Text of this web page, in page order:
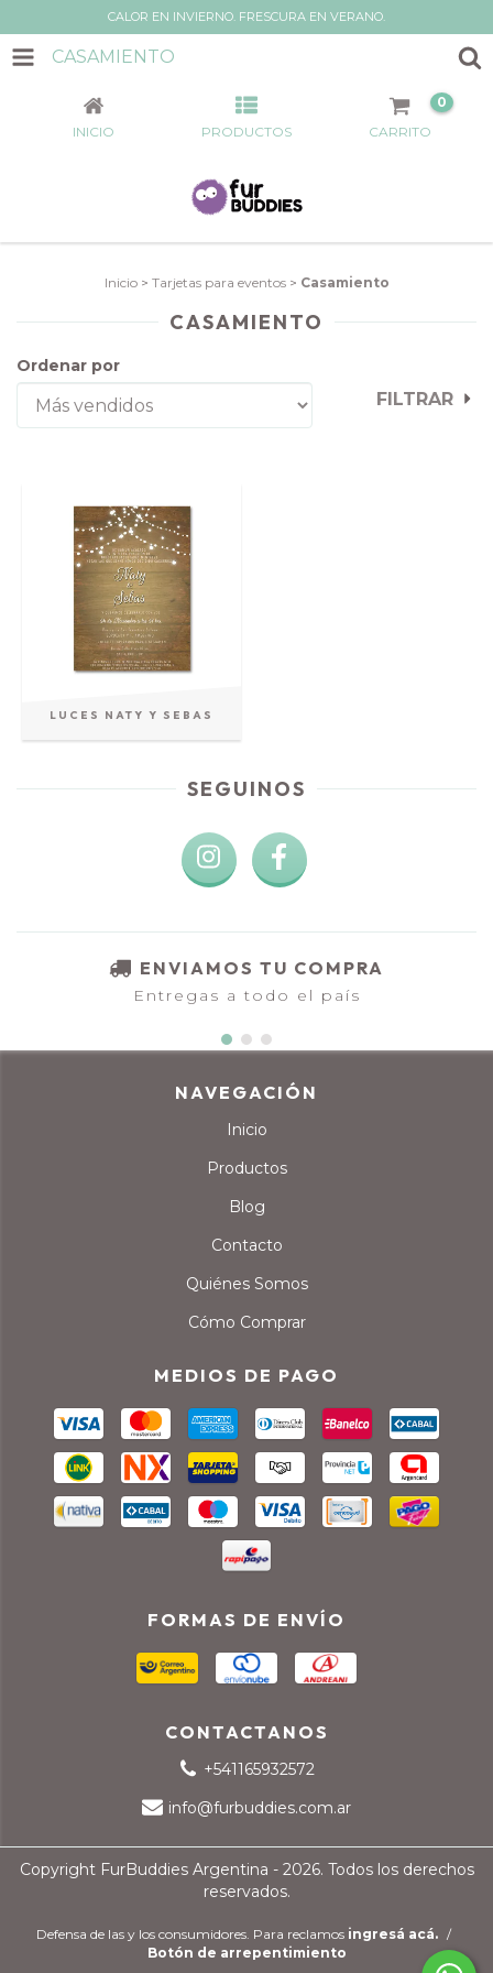
CALOR EN INVIERNO. FRESCURA EN VERANO.
CASAMIENTO
INICIO PRODUCTOS CARRITO
0
Inicio > Tarjetas para eventos > Casamiento
CASAMIENTO
Ordenar por
FILTRAR
LUCES NATY Y SEBAS
SEGUINOS
ENVIAMOS TU COMPRA
Entregas a todo el país
NAVEGACIÓN
Inicio
Productos
Blog
Contacto
Quiénes Somos
Cómo Comprar
MEDIOS DE PAGO
FORMAS DE ENVÍO
CONTACTANOS
+541165932572
info@furbuddies.com.ar
Copyright FurBuddies Argentina - 2026. Todos los derechos
reservados.
Defensa de las y los consumidores. Para reclamos ingresá acá. /
Botón de arrepentimiento